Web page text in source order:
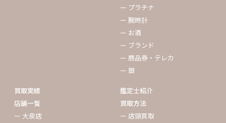
ー プラチナ
ー 腕時計
ー お酒
ー ブランド
ー 商品券・テレカ
ー 銀
買取実績
店舗一覧
ー 大泉店
鑑定士紹介
買取方法
ー 店頭買取